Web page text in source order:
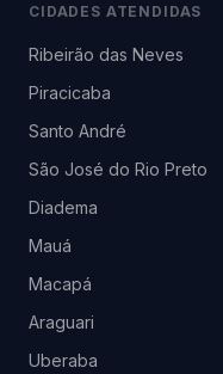
CIDADES ATENDIDAS
Ribeirão das Neves
Piracicaba
Santo André
São José do Rio Preto
Diadema
Mauá
Macapá
Araguari
Uberaba